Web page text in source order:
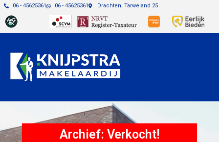
06 - 45625361 06 - 45625361 Drachten, Tarweland 25
Archief: Verkocht!